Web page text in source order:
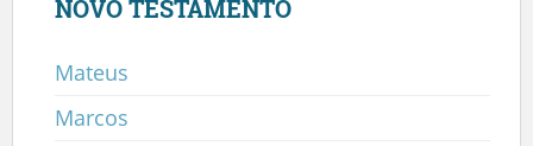
NOVO TESTAMENTO
Mateus
Marcos